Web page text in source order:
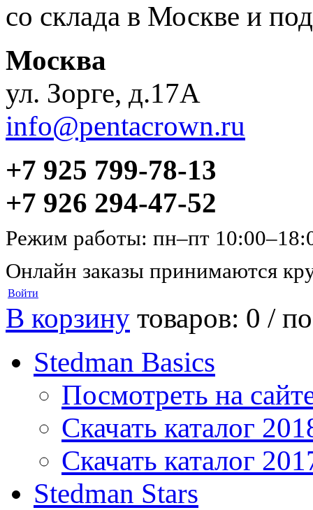
со склада в Москве и под
Москва
ул. Зорге, д.17А
info@pentacrown.ru
+7 925 799-78-13
+7 926 294-47-52
Режим работы: пн–пт
Онлайн заказы принимаются
Войти
В корзину товаров: 0 /
Stedman Basics
Посмотреть на
Скачать каталог
Скачать каталог
Stedman Stars